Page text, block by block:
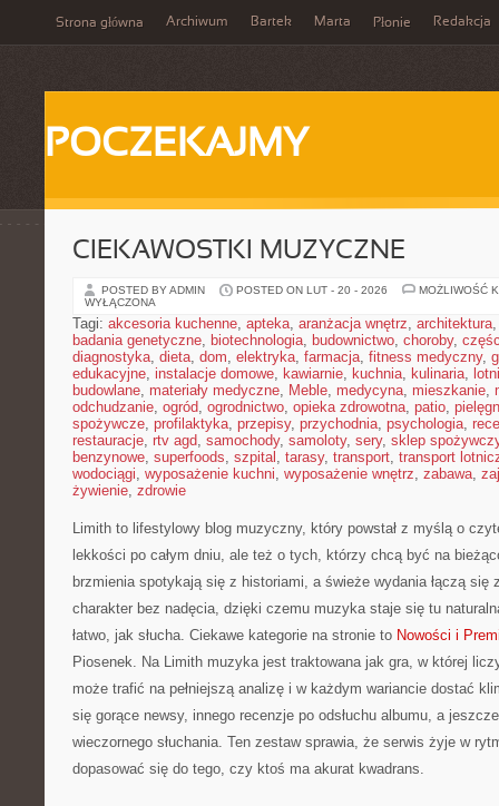
Strona główna Archiwum Bartek Marta Płonie Redakcja
POCZEKAJMY
CIEKAWOSTKI MUZYCZNE
POSTED BY ADMIN POSTED ON LUT - 20 - 2026
MOŻLIWOŚĆ
WYŁĄCZONA
Tagi: akcesoria kuchenne, apteka, aranżacja wnętrz, architektura
badania genetyczne, biotechnologia, budownictwo, choroby,
diagnostyka, dieta, dom, elektryka, farmacja, fitness medyczny,
edukacyjne, instalacje domowe, kawiarnie, kuchnia, kulinaria,
budowlane, materiały medyczne, Meble, medycyna, mieszkanie,
odchudzanie, ogród, ogrodnictwo, opieka zdrowotna, patio,
spożywcze, profilaktyka, przepisy, przychodnia, psychologia,
restauracje, rtv agd, samochody, samoloty, sery, sklep
benzynowe, superfoods, szpital , tarasy, transport, transport
wodociągi, wyposażenie kuchni, wyposażenie wnętrz, zabawa,
żywienie, zdrowie
Limith to lifestylowy blog muzyczny, który powstał z myślą o
lekkości po całym dniu, ale też o tych, którzy chcą być na
brzmienia spotykają się z historiami, a świeże wydania łączą się
charakter bez nadęcia, dzięki czemu muzyka staje się tu
łatwo, jak słucha. Ciekawe kategorie na stronie to Nowości i
Piosenek. Na Limith muzyka jest traktowana jak gra, w której
może trafić na pełniejszą analizę i w każdym wariancie dostać
się gorące newsy, innego recenzje po odsłuchu albumu, a
wieczornego słuchania. Ten zestaw sprawia, że serwis żyje w
dopasować się do tego, czy ktoś ma akurat kwadrans.